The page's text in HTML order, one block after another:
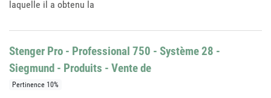
laquelle il a obtenu la
Stenger Pro - Professional 750 - Système 28 -
Siegmund - Produits - Vente de
Pertinence 10%